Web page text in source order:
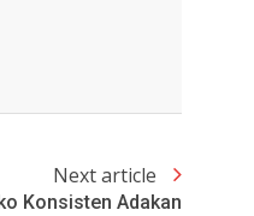
Next article
Konsisten Adakan